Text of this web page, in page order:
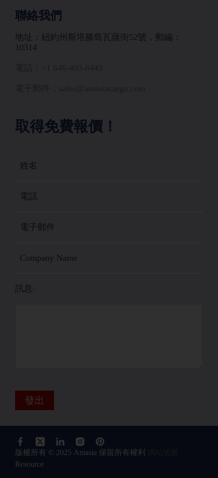
聯絡我們
地址：紐約州斯塔滕島瓦薩街52號，郵編：
10314
取得免費報價！
訊息:
發出
版權所有 © 2025 Amasia 保留所有權利
Resource